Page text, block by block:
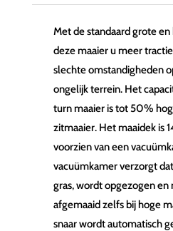
Met de standaard grote
deze maaier u meer
slechte omstandigheden
ongelijk terrein. Het
turn maaier is tot 50%
zitmaaier. Het maaidek is
voorzien van een
vacuümkamer verzorgt
gras, wordt opgezogen en
afgemaaid zelfs bij hoge
snaar wordt automatisch